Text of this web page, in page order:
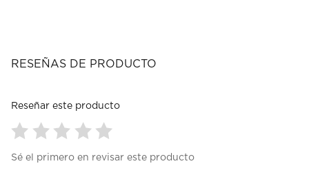
RESEÑAS DE PRODUCTO
Reseñar este producto
paraparaparaparapara
Sé el primero en revisar este producto